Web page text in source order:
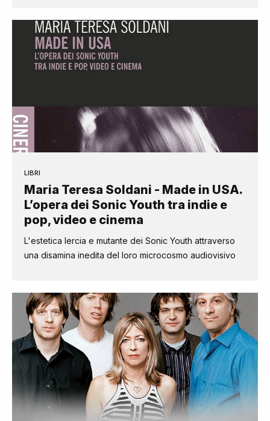
LIBRI
Maria Teresa Soldani - Made in USA.
L’opera dei Sonic Youth tra indie e
pop, video e cinema
L'estetica lercia e mutante dei Sonic Youth attraverso
una disamina inedita del loro microcosmo audiovisivo